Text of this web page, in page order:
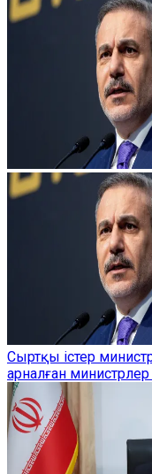
Сыртқы істер
арналған